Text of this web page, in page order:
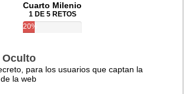
Cuarto Milenio
1 DE 5 RETOS
20%
Oculto
para los usuarios que captan la
la web